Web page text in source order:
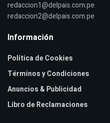
redaccion1@delpais.com.pe
redaccion2@delpais.com.pe
Información
Política de Cookies
Términos y Condiciones
Anuncios & Publicidad
Libro de Reclamaciones